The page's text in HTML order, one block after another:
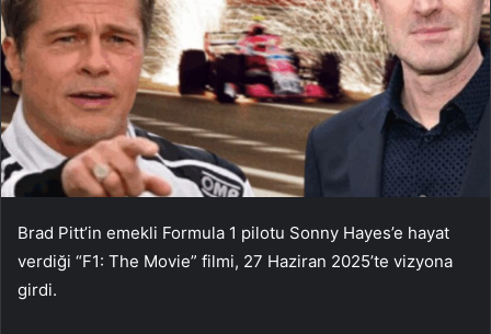
Brad Pitt’in emekli Formula 1 pilotu Sonny Hayes’e hayat
verdiği “F1: The Movie” filmi, 27 Haziran 2025’te vizyona
girdi.